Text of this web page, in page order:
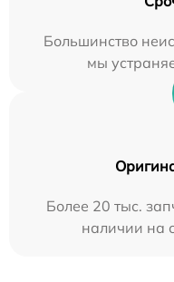
Большинство
мы
Более 20 тыс.
наличии на